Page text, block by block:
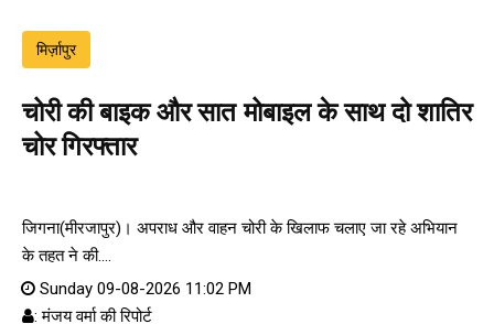
मिर्ज़ापुर
चोरी की बाइक और सात मोबाइल के साथ दो शातिर
चोर गिरफ्तार
जिगना(मीरजापुर)। अपराध और वाहन चोरी के खिलाफ चलाए जा रहे अभियान
के तहत ने की....
Sunday 09-08-2026 11:02 PM
: मंजय वर्मा की रिपोर्ट